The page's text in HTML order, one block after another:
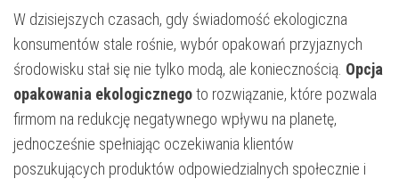
W dzisiejszych czasach, gdy świadomość ekologiczna
konsumentów stale rośnie, wybór opakowań przyjaznych
środowisku stał się nie tylko modą, ale koniecznością. Opcja
opakowania ekologicznegoto rozwiązanie, które pozwala
firmom na redukcję negatywnego wpływu na planetę,
jednocześnie spełniając oczekiwania klientów
poszukujących produktów odpowiedzialnych społecznie i